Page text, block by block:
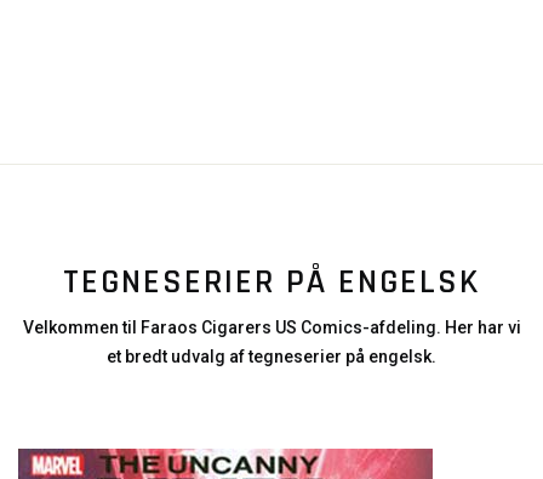
TEGNESERIER PÅ ENGELSK
Velkommen til Faraos Cigarers US Comics-afdeling. Her har vi
et bredt udvalg af tegneserier på engelsk.